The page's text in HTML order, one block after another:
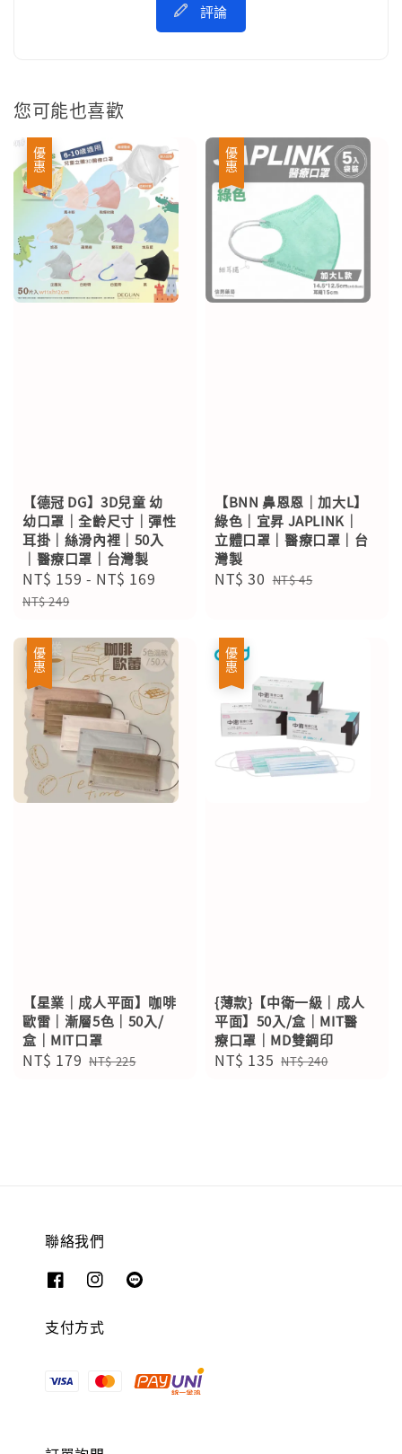
評論
您可能也喜歡
優惠
【德冠 DG】3D兒童 幼
幼口罩｜全齡尺寸｜彈性
耳掛｜絲滑內裡｜50入
｜醫療口罩｜台灣製
Sale
price
NT$ 159 - NT$ 169
Regular
NT$ 249
優惠
【BNN 鼻恩恩｜加大L】
綠色｜宜昇 JAPLINK｜
立體口罩｜醫療口罩｜台
灣製
Sale
NT$ 30 Regular
NT$ 45
優惠
【星業｜成人平面】咖啡
歐雷｜漸層5色｜50入/
盒｜MIT口罩
Sale
NT$ 179 Regular
NT$ 225
優惠
{薄款}【中衛一級｜成人
平面】50入/盒｜MIT醫
療口罩｜MD雙鋼印
Sale
NT$ 135 Regular
NT$ 240
聯絡我們
支付方式